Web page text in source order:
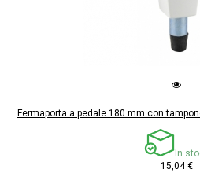
Fermaporta a pedale 180 mm con
In
15,04 €